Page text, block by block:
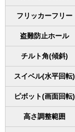
フリッカーフリー
盗難防止ホール
チルト角(傾斜)
スイベル(水平回転)
ピボット(画面回転)
高さ調整範囲